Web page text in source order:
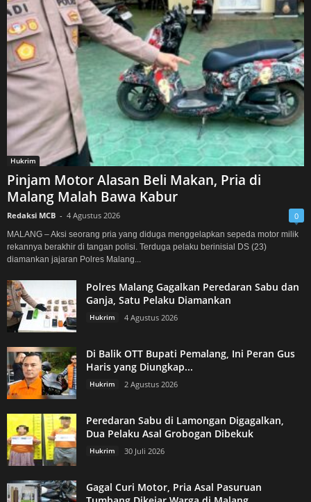
Hukrim
Pinjam Motor Alasan Beli Makan, Pria di
Malang Malah Bawa Kabur
Redaksi MCB - 4 Agustus 2026 0
MALANG – Aksi seorang pria yang diduga menggelapkan sepeda motor milik
rekannya berakhir di tangan polisi. Terduga pelaku berinisial DS (23)
diamankan jajaran Polres Malang...
Polres Malang Gagalkan Peredaran Sabu dan
Ganja, Satu Pelaku Diamankan
Hukrim 4 Agustus 2026
Di Balik OTT Bupati Pemalang, Ini Peran Gus
Haris yang Diungkap...
Hukrim 2 Agustus 2026
Peredaran Sabu di Lamongan Digagalkan,
Dua Pelaku Asal Grobogan Dibekuk
Hukrim 30 Juli 2026
Gagal Curi Motor, Pria Asal Pasuruan